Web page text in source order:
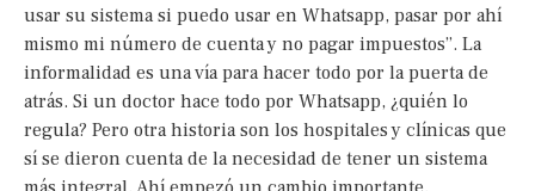
usar su sistema si puedo usar en Whatsapp, pasar por ahí
mismo mi número de cuenta y no pagar impuestos”. La
informalidad es una vía para hacer todo por la puerta de
atrás. Si un doctor hace todo por Whatsapp, ¿quién lo
regula? Pero otra historia son los hospitales y clínicas que
sí se dieron cuenta de la necesidad de tener un sistema